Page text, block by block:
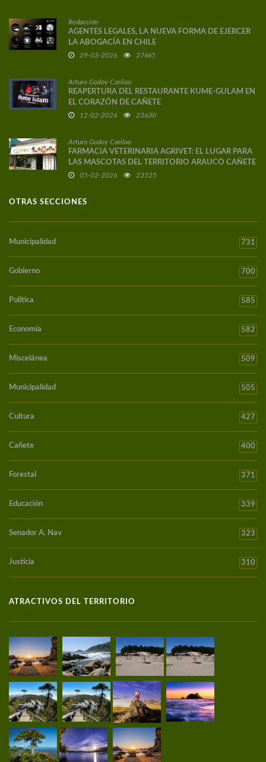
Redacción
AGENTES LEGALES, LA NUEVA FORMA DE EJERCER
LA ABOGACÍA EN CHILE
29-03-2026 27665
Arturo Godoy Carilao
REAPERTURA DEL RESTAURANTE KUME-GULAM EN
EL CORAZÓN DE CAÑETE
12-02-2026 23630
Arturo Godoy Carilao
FARMACIA VETERINARIA AGRIVET: EL LUGAR PARA
LAS MASCOTAS DEL TERRITORIO ARAUCO CAÑETE
05-02-2026 23525
OTRAS SECCIONES
Municipalidad 731
Gobierno 700
Política 585
Economía 582
Miscelánea 509
Municipalidad 505
Cultura 427
Cañete 400
Forestal 371
Educación 339
Senador A. Nav 323
Justicia 310
ATRACTIVOS DEL TERRITORIO